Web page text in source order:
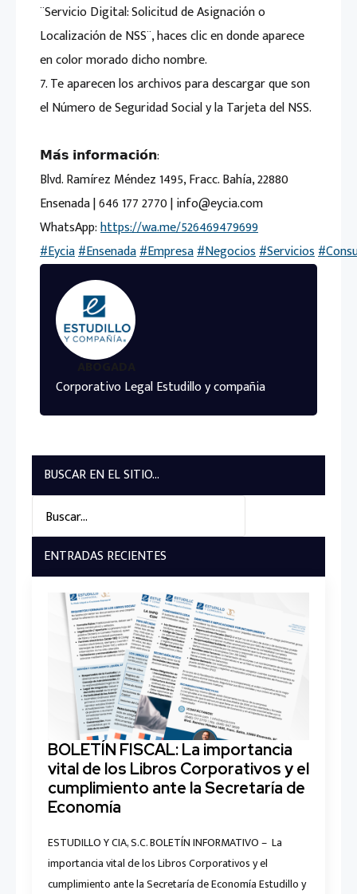
¨Servicio Digital: Solicitud de Asignación o
Localización de NSS¨, haces clic en donde aparece
en color morado dicho nombre.
7. Te aparecen los archivos para descargar que son
el Número de Seguridad Social y la Tarjeta del NSS.
𝗠𝗮́𝘀 𝗶𝗻𝗳𝗼𝗿𝗺𝗮𝗰𝗶𝗼́𝗻:
Blvd. Ramírez Méndez 1495, Fracc. Bahía, 22880
Ensenada | 646 177 2770 | info@eycia.com
WhatsApp:https://wa.me/526469479699
#Eycia#Ensenada#Empresa#Negocios#Servicios
Corporativo Legal Estudillo y compañia
BUSCAR EN EL SITIO...
for:
ENTRADAS RECIENTES
BOLETÍN FISCAL: La importancia
vital de los Libros Corporativos y el
cumplimiento ante la Secretaría de
Economía
ESTUDILLO Y CIA, S.C. BOLETÍN INFORMATIVO – La
importancia vital de los Libros Corporativos y el
cumplimiento ante la Secretaría de Economía Estudillo y